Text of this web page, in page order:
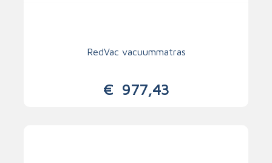
RedVac vacuummatras
€977,43